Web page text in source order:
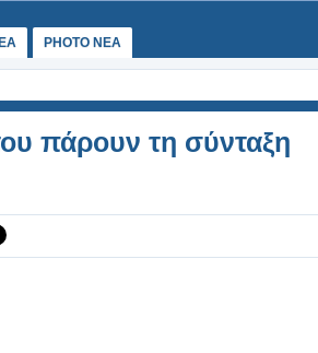
PHOTO NEA
πάρουν τη σύνταξη